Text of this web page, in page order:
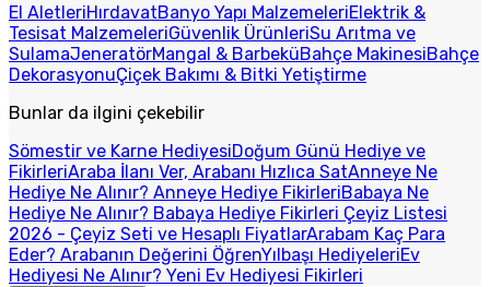
El AletleriHırdavatBanyo Yapı MalzemeleriElektrik &
Tesisat MalzemeleriGüvenlik ÜrünleriSu Arıtma ve
SulamaJeneratörMangal & BarbeküBahçe MakinesiBahçe
DekorasyonuÇiçek Bakımı & Bitki Yetiştirme
Bunlar da ilgini çekebilir
Sömestir ve Karne HediyesiDoğum Günü Hediye ve
FikirleriAraba İlanı Ver, Arabanı Hızlıca SatAnneye Ne
Hediye Ne Alınır? Anneye Hediye FikirleriBabaya Ne
Hediye Ne Alınır? Babaya Hediye Fikirleri Çeyiz Listesi
2026 - Çeyiz Seti ve Hesaplı FiyatlarArabam Kaç Para
Eder? Arabanın Değerini ÖğrenYılbaşı HediyeleriEv
Hediyesi Ne Alınır? Yeni Ev Hediyesi Fikirleri